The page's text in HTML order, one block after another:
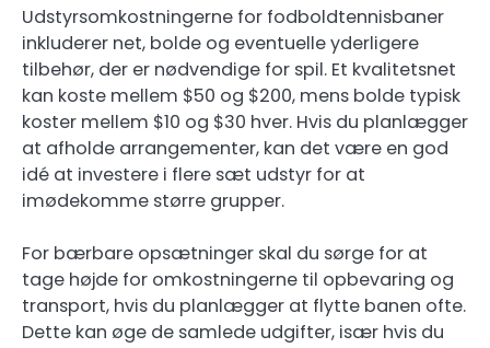
Udstyrsomkostningerne for fodboldtennisbaner
inkluderer net, bolde og eventuelle yderligere
tilbehør, der er nødvendige for spil. Et kvalitetsnet
kan koste mellem $50 og $200, mens bolde typisk
koster mellem $10 og $30 hver. Hvis du planlægger
at afholde arrangementer, kan det være en god
idé at investere i flere sæt udstyr for at
imødekomme større grupper.
For bærbare opsætninger skal du sørge for at
tage højde for omkostningerne til opbevaring og
transport, hvis du planlægger at flytte banen ofte.
Dette kan øge de samlede udgifter, især hvis du